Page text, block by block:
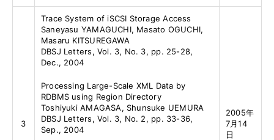
3
Trace System of iSCSI Storage Access
Saneyasu YAMAGUCHI, Masato OGUCHI,
Masaru KITSUREGAWA
DBSJ Letters, Vol. 3, No. 3, pp. 25-28,
Dec., 2004
Processing Large-Scale XML Data by
RDBMS using Region Directory
Toshiyuki AMAGASA, Shunsuke UEMURA
DBSJ Letters, Vol. 3, No. 2, pp. 33-36,
Sep., 2004
2005年
7月14
日